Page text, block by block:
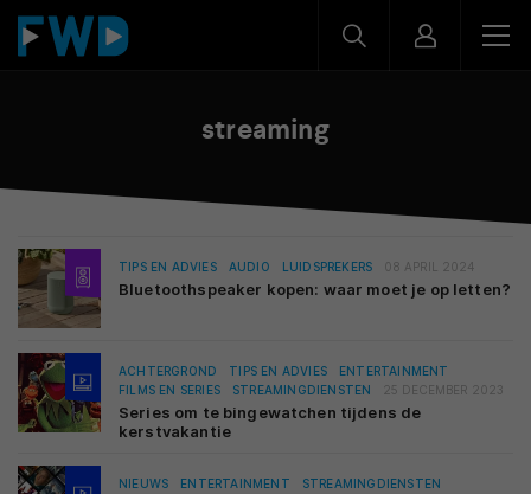
streaming
TIPS EN ADVIES AUDIO LUIDSPREKERS 08 APRIL 2024
Bluetoothspeaker kopen: waar moet je op letten?
ACHTERGROND TIPS EN ADVIES
ENTERTAINMENT
FILMS EN SERIES
STREAMINGDIENSTEN 25 DECEMBER 2023
Series om te bingewatchen tijdens de
kerstvakantie
NIEUWS ENTERTAINMENT
STREAMINGDIENSTEN